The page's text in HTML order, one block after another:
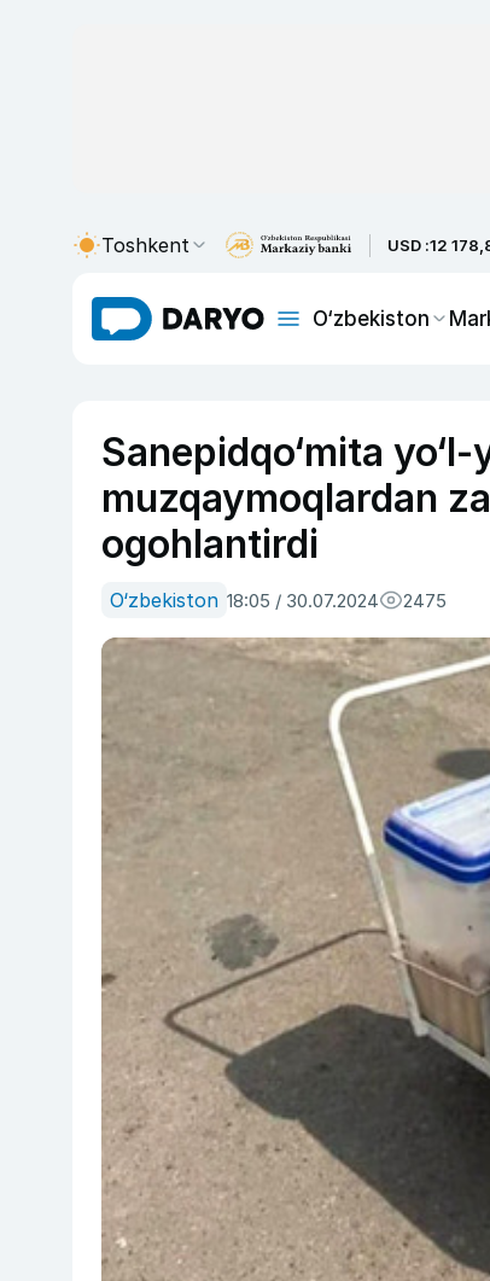
Toshkent USD :12
O‘zbekiston
Sanepidqo‘mita
muzqaymoqlardan
ogohlantirdi
O‘zbekiston 18:05 / 30.07.2024 2475